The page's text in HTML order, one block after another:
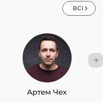
ВСІ
Артем Чех